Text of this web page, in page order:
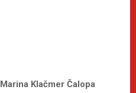
Klačmer Čalopa